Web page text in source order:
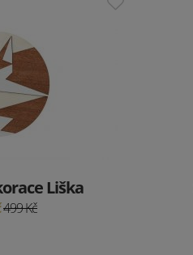
Liška
499 Kč